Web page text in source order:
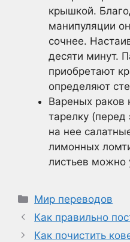
крышкой.
манипуляции
сочнее.
десяти минут.
приобретают
определяют
Вареных раков
тарелку
на нее
лимонных
листьев можно
Рубрики
Мир переводов
Как правильно
Как почистить